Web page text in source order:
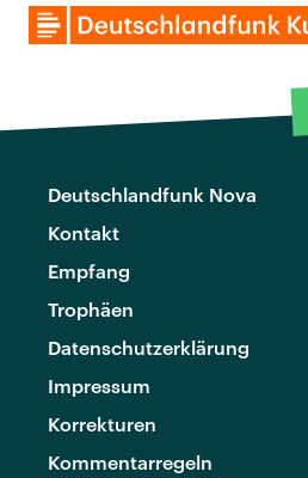
Deutschlandfunk Nova
Kontakt
Empfang
Trophäen
Datenschutzerklärung
Impressum
Korrekturen
Kommentarregeln